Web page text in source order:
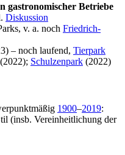
gastronomischer Betriebe
Diskussion
v. a. noch Friedrich-
– noch laufend, Tierpark
(2022); Schulzenpark (2022)
1900–2019:
(insb. Vereinheitlichung der